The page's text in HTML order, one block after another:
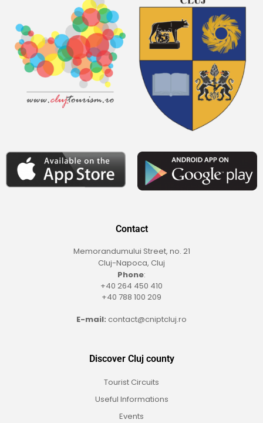
Contact
Memorandumului Street, no. 21
Cluj-Napoca, Cluj
Phone:
+40 264 450 410
+40 788 100 209
E-mail: contact@cniptcluj.ro
Discover Cluj county
Tourist Circuits
Useful Informations
Events